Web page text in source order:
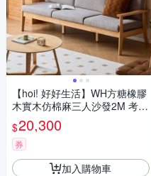
【hoi! 好好生活】WH方糖橡膠
木實木仿棉麻三人沙發2M 考拉
灰 Y520H10
$20,300
券
加入購物車